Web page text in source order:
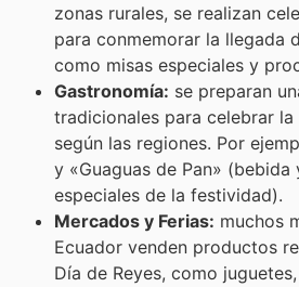
zonas rurales, se realizan
para conmemorar la llegada
como misas especiales y
Gastronomía: se preparan
tradicionales para celebrar
según las regiones. Por
y «Guaguas de Pan» (bebida
especiales de la festividad).
Mercados y Ferias: muchos
Ecuador venden productos
Día de Reyes, como